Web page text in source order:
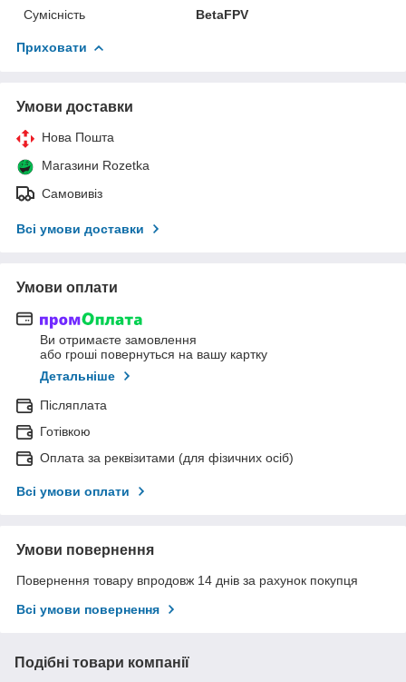
Сумісність
BetaFPV
Приховати
Умови доставки
Нова Пошта
Магазини Rozetka
Самовивіз
Всі умови доставки
Умови оплати
Ви отримаєте замовлення
або гроші повернуться на вашу картку
Детальніше
Післяплата
Готівкою
Оплата за реквізитами (для фізичних осіб)
Всі умови оплати
Умови повернення
Повернення товару впродовж 14 днів за рахунок покупця
Всі умови повернення
Подібні товари компанії